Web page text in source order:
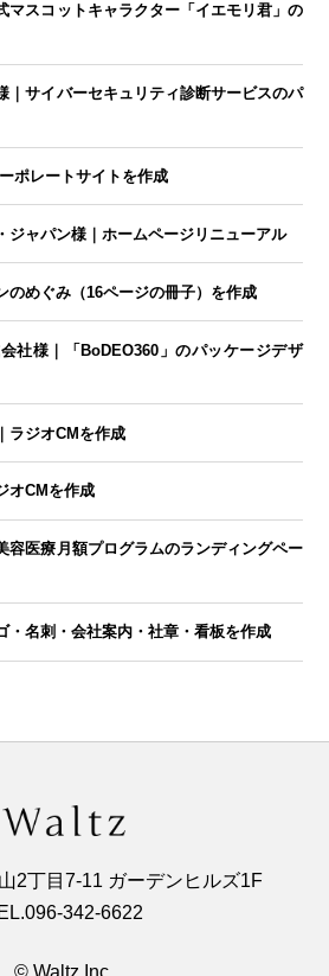
マスコットキャラクター「イエモリ君」の
｜サイバーセキュリティ診断サービスのパ
ポレートサイトを作成
ジャパン様｜ホームページリニューアル
のめぐみ（16ページの冊子）を作成
社様｜「BoDEO360」のパッケージデザ
ラジオCMを作成
オCMを作成
容医療月額プログラムのランディングペー
・名刺・会社案内・社章・看板を作成
2丁目7-11 ガーデンヒルズ1F
096‐342‐6622